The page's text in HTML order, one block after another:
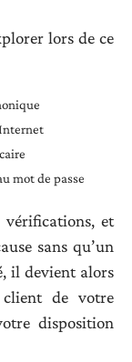
lors de ce
mot de passe
vérifications, et
sans qu’un
il devient alors
client de votre
disposition